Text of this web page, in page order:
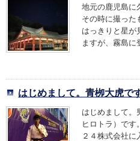
地元の鹿児島に
その時に撮った
はっきりと星が
ますが、霧島
はじめまして。青栁大虎です
はじめまして
ヒロトラ）です
２４株式会社